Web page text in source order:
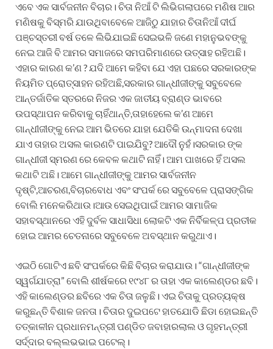
ଏବେ ଏକ ସାର୍ବଜନୀନ ବିଚାର। ଚିତା ନିଆଁ ଟି ଲିଭିଗଲାପରେ ମଣିଷ ଆର
ମଣିଷକୁ ବିସ୍ମରି ଯାଉଥିବାବେଳେ ଆଜିଠୁ ଯାହାର ଚିତାନିଆଁ ଦୀର୍ଘ
ପଞ୍ଚସ୍ତରୀ ବର୍ଷ ତଳେ ଲିଭିଯାଇଛି ସେଇଭଳି ଜଣେ ମହାନୁଭବଙ୍କୁ
ନେଇ ଆଜି ବି ଆମର ସମାଜରେ ସମପରିମାଣରେ ଉତ୍ସାହ ରହିଅଛି।
ଏହାର କାରଣ କ’ଣ ? ଯଦି ଆମେ କହିବା ଯେ ଏହା ପଛରେ ସରକାରଙ୍କ
ନିୟମିତ ପ୍ରୋତ୍ସାହନ ରହିଅଛି,ସରକାର ଗାନ୍ଧୀଜୀଙ୍କୁ ସବୁବେଳେ
ଆନ୍ତର୍ଜାତିକ ସ୍ତରରେ ନିଜର ଏକ ଜାତୀୟ ବ୍ରାଣ୍ଡ ଭାବରେ
ଉପସ୍ଥାପନ କରିବାକୁ ଚାହିଁଥାନ୍ତି,ତାହାହେଲେ କ’ଣ ଆମେ
ଗାନ୍ଧୀଜୀଙ୍କୁ ନେଇ ଆମ ଭିତରେ ଯାହା ଯେତିକି ଉନ୍ମାଦନା ଦେଖା
ଯାଏ ତାହାର ଅସଲ କାରଣଟି ପାଇଯିବୁ? ଆଦୌ ନୁହଁ।ସରକାର ଙ୍କ
ଗାନ୍ଧୀଜୀ ସ୍ମରଣ ରେ କେବଳ କଥାଟି ନାହିଁ। ଆମ ପାଖରେ ହିଁ ଅସଲ
କଥାଟି ଅଛି। ଆମେ ଗାନ୍ଧୀଜୀଙ୍କୁ ଆମର ସାର୍ବଜନୀନ
ଦୃଷ୍ଟି,ଆଚରଣ,ବିଚାରବୋଧ ଏବଂ ସଂପର୍କ ରେ ସବୁବେଳେ ପ୍ରାସଙ୍ଗିକ
ବୋଲି ମନେକରିଥାଉ।ଆଉ ସେଇଥିପାଇଁ ଆମର ସାମାଜିକ
ସହାବସ୍ଥାନରେ ଏହି ଦୁର୍ବଳ ସାଧାସିଧା ଲୋକଟି ଏକ ନିର୍ବିକଳ୍ପ ପ୍ରତୀକ
ହୋଇ ଆମର ଚେତନାରେ ସବୁବେଳେ ଅବସ୍ଥାନ କରୁଥାଏ।
ଏଇଠି ଗୋଟିଏ ଛବି ସଂପର୍କରେ କିଛି ବିଚାର କରାଯାଉ। “ଗାନ୍ଧୀଜୀଙ୍କ
ସ୍ୱର୍ଗଯାତ୍ରା” ବୋଲି ଶୀର୍ଷକରେ ୧୯୪୮ ର ତାହା ଏକ କାଲେଣ୍ଡର ଛବି।
ଏହି କାଲେଣ୍ଡର ଛବିରେ ଏକ ଚିତା ଜଳୁଛି। ଏଇ ଚିତାକୁ ପ୍ରତ୍ୟକ୍ଷ
କରୁଛନ୍ତି ବିଶାଳ ଜନତା। ଚିତାର ଦୁଇପଟେ ହାତଯୋଡି ଛିଡା ହୋଇଛନ୍ତି
ତତ୍କାଳୀନ ପ୍ରଧାନମନ୍ତ୍ରୀ ପଣ୍ଡିତ ଜବାହାରଲାଲ ଓ ଗୃହମନ୍ତ୍ରୀ
ସର୍ଦ୍ଦାର ବଲ୍ଲଭଭାଇ ପଟେଲ୍।